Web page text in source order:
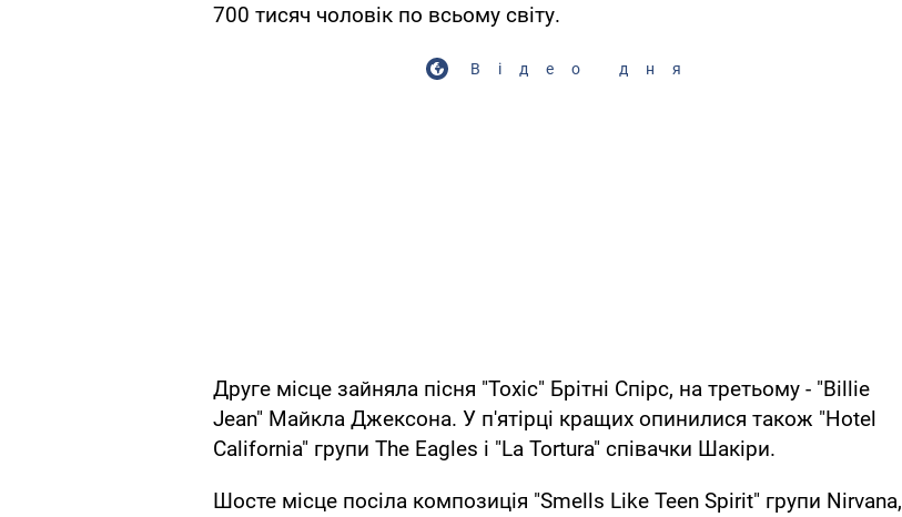
700 тисяч чоловік по всьому світу.
Відео дня
Друге місце зайняла пісня "Toxic" Брітні Спірс, на третьому - "Billie
Jean" Майкла Джексона. У п'ятірці кращих опинилися також "Hotel
California" групи The Eagles і "La Tortura" співачки Шакіри.
Шосте місце посіла композиція "Smells Like Teen Spirit" групи Nirvana,